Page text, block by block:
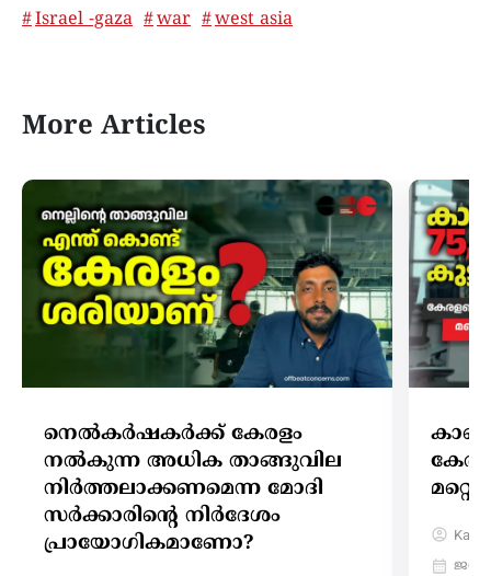
Israel -gaza war west asia
More Articles
നെൽകർഷകർക്ക് കേരളം
നൽകുന്ന അധിക താങ്ങുവില
നിർത്തലാക്കണമെന്ന മോദി
സർക്കാരിന്റെ നിർദേശം
പ്രായോഗികമാണോ?